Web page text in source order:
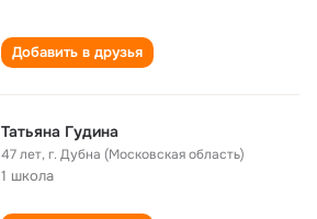
Добавить в друзья
Татьяна Гудина
47 лет,г. Дубна (Московская область)
1 школа